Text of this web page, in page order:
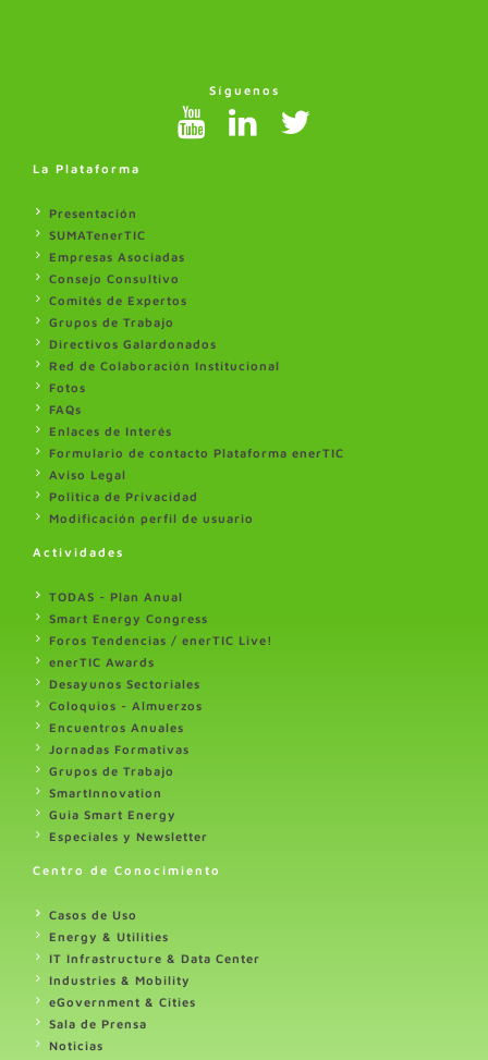
Síguenos
La Plataforma
Presentación
SUMATenerTIC
Empresas Asociadas
Consejo Consultivo
Comités de Expertos
Grupos de Trabajo
Directivos Galardonados
Red de Colaboración Institucional
Fotos
FAQs
Enlaces de Interés
Formulario de contacto Plataforma enerTIC
Aviso Legal
Politica de Privacidad
Modificación perfil de usuario
Actividades
TODAS - Plan Anual
Smart Energy Congress
Foros Tendencias / enerTIC Live!
enerTIC Awards
Desayunos Sectoriales
Coloquios - Almuerzos
Encuentros Anuales
Jornadas Formativas
Grupos de Trabajo
SmartInnovation
Guia Smart Energy
Especiales y Newsletter
Centro de Conocimiento
Casos de Uso
Energy & Utilities
IT Infrastructure & Data Center
Industries & Mobility
eGovernment & Cities
Sala de Prensa
Noticias